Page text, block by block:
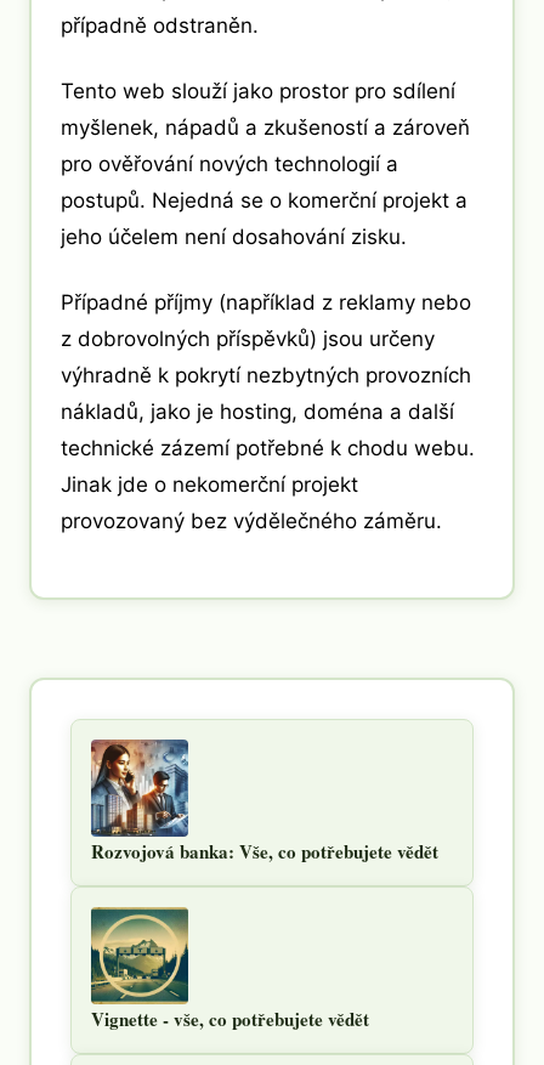
případně odstraněn.
Tento web slouží jako prostor pro sdílení
myšlenek, nápadů a zkušeností a zároveň
pro ověřování nových technologií a
postupů. Nejedná se o komerční projekt a
jeho účelem není dosahování zisku.
Případné příjmy (například z reklamy nebo
z dobrovolných příspěvků) jsou určeny
výhradně k pokrytí nezbytných provozních
nákladů, jako je hosting, doména a další
technické zázemí potřebné k chodu webu.
Jinak jde o nekomerční projekt
provozovaný bez výdělečného záměru.
Rozvojová banka: Vše, co potřebujete vědět
Vignette - vše, co potřebujete vědět